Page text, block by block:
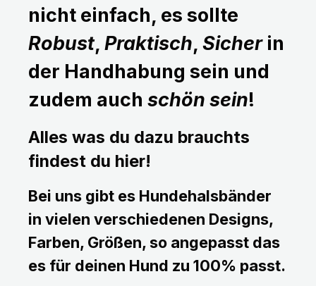
nicht einfach, es sollte
Robust, Praktisch, Sicherin
der Handhabung sein und
zudem auch schön sein!
Alles was du dazu brauchts
findest du hier!
Bei uns gibt es Hundehalsbänder
in vielen verschiedenen Designs,
Farben, Größen, so angepasst das
es für deinen Hund zu 100% passt.